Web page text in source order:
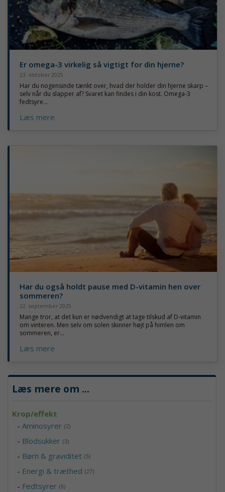
Er omega-3 virkelig så vigtigt for din hjerne?
23. oktober 2025
Har du nogensinde tænkt over, hvad der holder din hjerne skarp –
selv når du slapper af? Svaret kan findes i din kost. Omega-3
fedtsyre...
Læs mere
Har du også holdt pause med D-vitamin hen over
sommeren?
22. september 2025
Mange tror, at det kun er nødvendigt at tage tilskud af D-vitamin
om vinteren. Men selv om solen skinner højt på himlen om
sommeren, er...
Læs mere
Læs mere om ...
Krop/effekt
-Aminosyrer (2)
- Blodsukker (3)
- Børn & graviditet (5)
- Energi & træthed (27)
- Fedtsyrer (6)